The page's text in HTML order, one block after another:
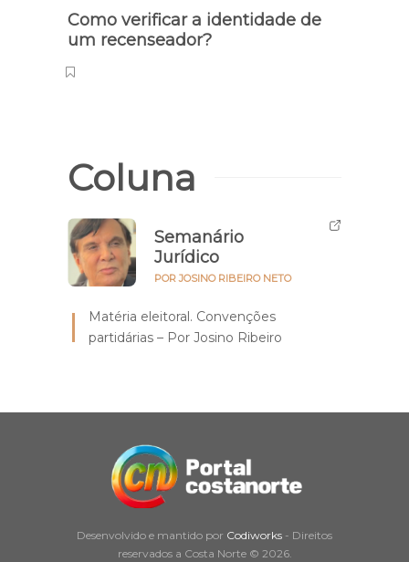
Como verificar a identidade de
um recenseador?
Coluna
Semanário
Jurídico
POR JOSINO RIBEIRO NETO
Matéria eleitoral. Convenções
partidárias – Por Josino Ribeiro
Desenvolvido e mantido por Codiworks - Direitos
reservados a Costa Norte © 2026.